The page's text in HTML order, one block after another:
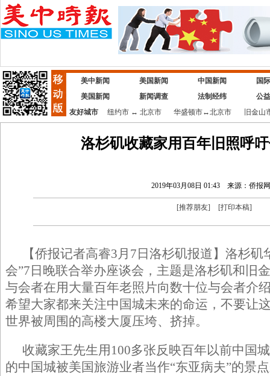
美中新闻 美国新闻 中国新闻
国
美国新闻
新闻调查 法制经纬
公
友好城市
纽约市↔ 北京市 华盛顿市↔北京市 旧金山
洛杉矶收藏家用百年旧照呼
2019年03月08日 01:43 来源：侨报网
[推荐朋友] [打印本稿]
【侨报记者高睿3月7日洛杉矶报道】洛杉
会”7日晚联合举办座谈会，主题是洛杉矶和旧
与会者在用大量百年老照片向数十位与会者介
希望大家都来关注中国城未来的命运，不要让
世界被周围的高楼大厦压垮、挤掉。
收藏家王先生用100多张反映百年以前中国
的中国城被美国旅游业者当作“东亚病夫”的景